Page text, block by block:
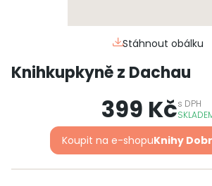
Stáhnout obálku
Knihkupkyně z Dachau
399 Kčs DPH
Koupit na e-shopuKnihy